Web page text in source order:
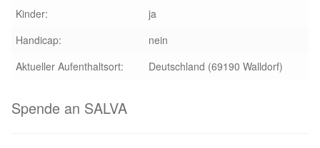
Kinder:
ja
Handicap:
nein
Aktueller Aufenthaltsort:
Deutschland (69190 Walldorf)
Spende an SALVA